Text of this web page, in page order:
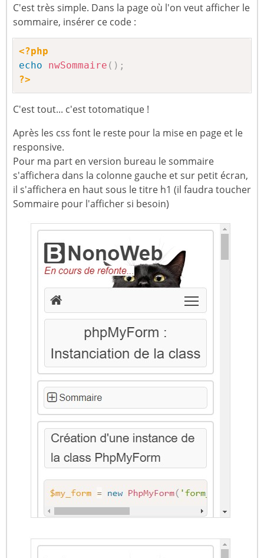
C'est très simple. Dans la page où l'on veut afficher le
sommaire, insérer ce code :
<?php
echo
nwSommaire ( ) ;
?>
C'est tout... c'est totomatique !
Après les css font le reste pour la mise en page et le
responsive.
Pour ma part en version bureau le sommaire
s'affichera dans la colonne gauche et sur petit écran,
il s'affichera en haut sous le titre h1 (il faudra toucher
Sommaire pour l'afficher si besoin)